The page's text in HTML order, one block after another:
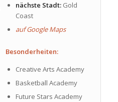
nächste Stadt: Gold
Coast
auf Google Maps
Besonderheiten:
Creative Arts Academy
Basketball Academy
Future Stars Academy